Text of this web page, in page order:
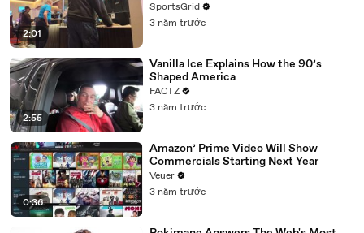
2:01
SportsGrid
3 năm trước
2:55
Vanilla Ice Explains How the 90’s
Shaped America
FACTZ
3 năm trước
0:36
Amazon’ Prime Video Will Show
Commercials Starting Next Year
Veuer
3 năm trước